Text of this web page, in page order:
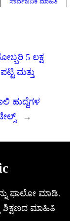
5 ಲಕ್ಷ
ಮತ್ತು
ಹುದ್ದೆಗಳ
→
ಫಾಲೋ ಮಾಡಿ.
ಮಾಹಿತಿ